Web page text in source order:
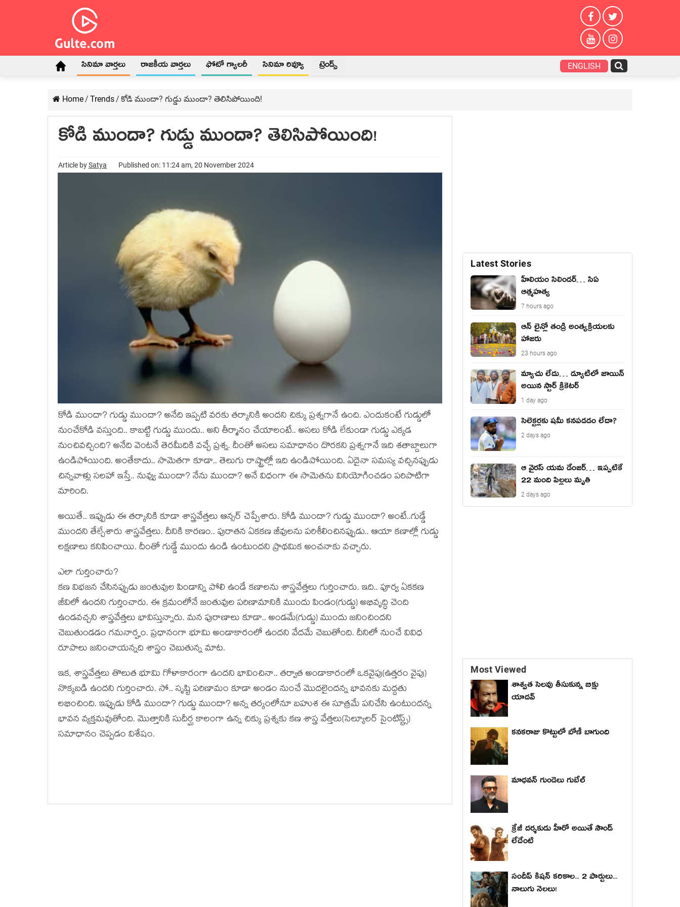
సినిమా వార్తలు రాజకీయ వార్తలు ఫోటో గ్యాలరీ సినిమా రివ్యూ ట్రెండ్స్ ENGLISH
Home/ Trends/ కోడి ముందా? గుడ్డు ముందా? తెలిసిపోయింది!
కోడి ముందా? గుడ్డు ముందా? తెలిసిపోయింది!
Article bySatya Published on: 11:24 am, 20 November 2024
కోడి ముందా? గుడ్డు ముందా? అనేది ఇప్ప‌టి వ‌ర‌కు త‌ర్కానికి అంద‌ని చిక్కు ప్ర‌శ్న‌గానే ఉంది. ఎందుకంటే గుడ్డులో
నుంచేకోడి వ‌స్తుంది.. కాబ‌ట్టి గుడ్డు ముందు.. అని తీర్మానం చేయాలంటే.. అస‌లు కోడి లేకుండా గుడ్డు ఎక్క‌డ
నుంచివ‌చ్చింది? అనేది వెంట‌నే తెర‌మీదికి వ‌చ్చే ప్ర‌శ్న‌. దీంతో అస‌లు స‌మాధానం దొర‌క‌ని ప్ర‌శ్న‌గానే ఇది శ‌తాబ్దాలుగా
ఉండిపోయింది. అంతేకాదు.. సామెత‌గా కూడా.. తెలుగు రాష్ట్రాల్లో ఇది ఉండిపోయింది. ఏదైనా స‌మ‌స్య వ‌చ్చిన‌ప్పుడు
చిన్న‌వాళ్లు స‌లహా ఇస్తే.. నువ్వు ముందా? నేను ముందా? అనే విధంగా ఈ సామెతను వినియోగించ‌డం ప‌రిపాటిగా
మారింది.
అయితే.. ఇప్పుడు ఈ త‌ర్కానికి కూడా శాస్త్ర‌వేత్త‌లు ఆన్స‌ర్ చెప్పేశారు. కోడి ముందా? గుడ్డు ముందా? అంటే..గుడ్డే
ముంద‌ని తేల్చేశారు శాస్త్ర‌వేత్త‌లు. దీనికి కార‌ణం.. పురాత‌న ఏక‌క‌ణ జీవుల‌ను ప‌రిశీలించిన‌ప్పుడు.. ఆయా క‌ణాల్లో గుడ్డు
ల‌క్ష‌ణాలు క‌నిపించాయి. దీంతో గుడ్డే ముందు ఉండి ఉంటుంద‌ని ప్రాథ‌మిక అంచ‌నాకు వ‌చ్చారు.
ఎలా గుర్తించారు?
క‌ణ విభ‌జ‌న చేసినప్పుడు జంతువుల పిండాన్ని పోలి ఉండే కణాలను శాస్త్ర‌వేత్త‌లు గుర్తించారు. ఇది.. పూర్వ ఏకకణ
జీవిలో ఉంద‌ని గుర్తించారు. ఈ క్ర‌మంలోనే జంతువుల పరిణామానికి ముందు పిండం(గుడ్డు) అభివృద్ధి చెంది
ఉండవచ్చని శాస్త్ర‌వేత్త‌లు భావిస్తున్నారు. మ‌న పురాణాలు కూడా.. అండ‌మే(గుడ్డు) ముందు జ‌నించింద‌ని
చెబుతుండ‌డం గ‌మ‌నార్హం. ప్ర‌ధానంగా భూమి అండాకారంలో ఉంద‌ని వేద‌మే చెబుతోంది. దీనిలో నుంచే వివిధ
రూపాలు జ‌నించాయ‌న్న‌ది శాస్త్రం చెబుతున్న మాట‌.
ఇక‌, శాస్త్ర‌వేత్త‌లు తొలుత భూమి గోళాకారంగా ఉంద‌ని భావించినా.. త‌ర్వాత అండాకారంలో ఒక‌వైపు(ఉత్త‌రం వైపు)
నొక్క‌బ‌డి ఉంద‌ని గుర్తించారు. సో.. సృష్టి ప‌రిణామం కూడా అండం నుంచే మొదలైంద‌న్న భావ‌న‌కు మ‌ద్ద‌తు
ల‌భించింది. ఇప్పుడు కోడి ముందా? గుడ్డు ముందా? అన్న త‌ర్కంలోనూ బ‌హుశ ఈ సూత్ర‌మే ప‌నిచేసి ఉంటుంద‌న్న
భావ‌న వ్య‌క్త‌మ‌వుతోంది. మొత్తానికి సుదీర్ఘ కాలంగా ఉన్న చిక్కు ప్ర‌శ్న‌కు క‌ణ శాస్త్ర వేత్త‌లు(సెల్యూల‌ర్ సైంటిస్ట్స్‌)
స‌మాధానం చెప్ప‌డం విశేషం.
Latest Stories
హీలియం సిలిండర్… సిఏ
ఆత్మహత్య
7 hours ago
ఆన్ లైన్లో తండ్రి అంత్యక్రియలకు
హాజరు
23 hours ago
మ్యాచు లేదు… డ్యూటీలో జాయిన్
అయిన స్టార్ క్రికెటర్
1 day ago
సెలెక్టర్లకు షమీ కనపడడం లేదా?
2 days ago
ఆ వైరస్ యమ డేంజర్… ఇప్పటికే
22 మంది పిల్లలు మృతి
2 days ago
Most Viewed
శాశ్వత సెలవు తీసుకున్న బిక్షు
యాదవ్
కనకరాజు కొట్టులో బోణీ బాగుంది
మాధ‌వ‌న్ గుండెలు గుబేల్‌
క్రేజీ దర్శకుడు హీరో అయితే సౌండ్
లేదేంటి
సందీప్ కిషన్ కరికాల... 2 పార్టులు...
నాలుగు నెలలు!